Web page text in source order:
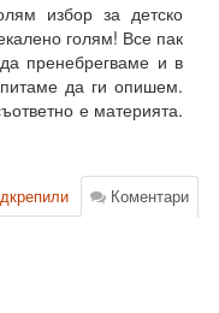
избор за детско
голям! Все пак
пренебрегваме и в
да ги опишем.
е материята.
Коментари